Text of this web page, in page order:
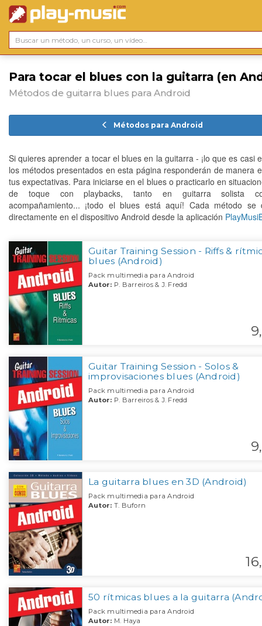
Para tocar el blues con la guitarra (en
Métodos de guitarra blues para Android
Métodos para Android
Si quieres aprender a tocar el blues en la guitarra - ¡lo que es casi
los métodos presentados en esta página responderán de manera
tus expectativas. Para iniciarse en el blues o practicarlo en
de toque con playbacks, tanto en guitarra solista
acompañamiento... ¡todo el blues está aquí! Cada método se
directamente en el dispositivo Android desde la aplicación
Guitar Training Session - Riffs &
blues (Android)
Pack multimedia para Android
Autor: P. Barreiros & J. Fredd
9,
Guitar Training Session - Solos &
improvisaciones blues (Android)
Pack multimedia para Android
Autor: P. Barreiros & J. Fredd
9,
La guitarra blues en 3D (Android)
Pack multimedia para Android
Autor: T. Buforn
16,
50 rítmicas blues a la guitarra
Pack multimedia para Android
Autor: M. Haya